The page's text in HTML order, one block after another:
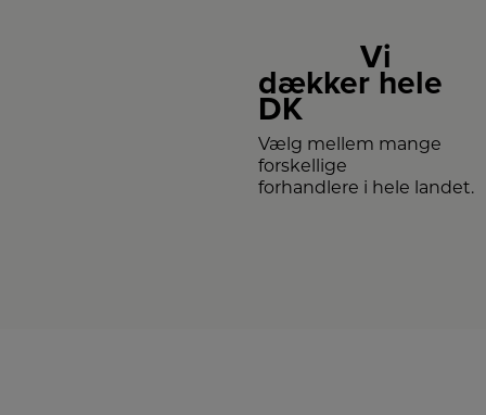
Vi
dækker hele
DK
Vælg mellem mange
forskellige
forhandlere i hele landet.